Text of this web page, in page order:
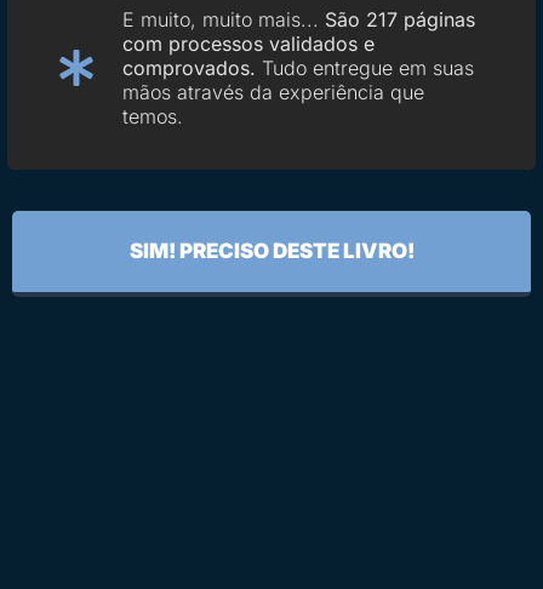
E muito, muito mais... São 217 páginas
com processos validados e
comprovados. Tudo entregue em suas
mãos através da experiência que
temos.
SIM! PRECISO DESTE LIVRO!